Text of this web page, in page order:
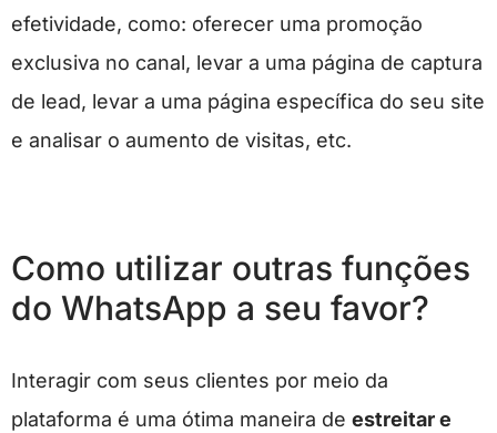
efetividade, como: oferecer uma promoção
exclusiva no canal, levar a uma página de captura
de lead, levar a uma página específica do seu site
e analisar o aumento de visitas, etc.
Como utilizar outras funções
do WhatsApp a seu favor?
Interagir com seus clientes por meio da
plataforma é uma ótima maneira de estreitar e